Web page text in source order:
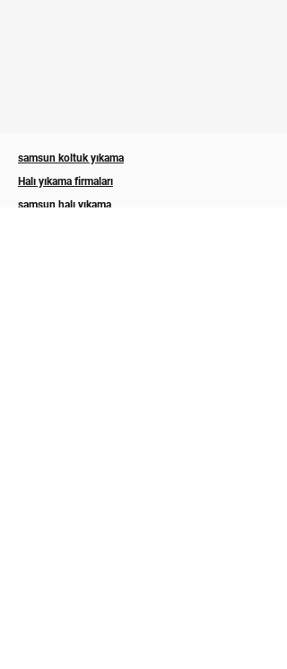
samsun koltuk yıkama
Halı yıkama firmaları
samsun halı yıkama